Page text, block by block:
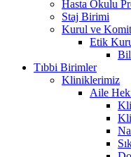
Hasta Okulu
Staj Birimi
Kurul ve
Etik
Tıbbi Birimler
Kliniklerimiz
Aile